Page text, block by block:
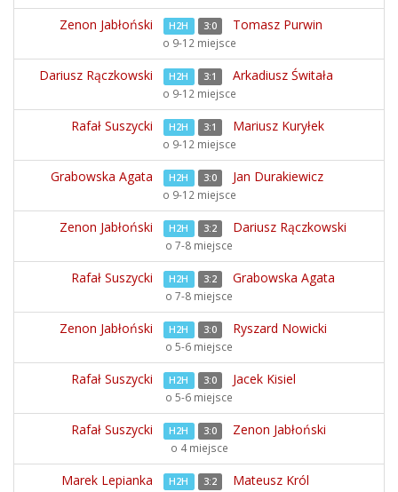
Zenon Jabłoński H2H 3:0 Tomasz Purwin
o 9-12 miejsce
Dariusz Rączkowski H2H 3:1 Arkadiusz Świtała
o 9-12 miejsce
Rafał Suszycki H2H 3:1 Mariusz Kuryłek
o 9-12 miejsce
Grabowska Agata H2H 3:0 Jan Durakiewicz
o 9-12 miejsce
Zenon Jabłoński H2H 3:2 Dariusz Rączkowski
o 7-8 miejsce
Rafał Suszycki H2H 3:2 Grabowska Agata
o 7-8 miejsce
Zenon Jabłoński H2H 3:0 Ryszard Nowicki
o 5-6 miejsce
Rafał Suszycki H2H 3:0 Jacek Kisiel
o 5-6 miejsce
Rafał Suszycki H2H 3:0 Zenon Jabłoński
o 4 miejsce
Marek Lepianka H2H 3:2 Mateusz Król